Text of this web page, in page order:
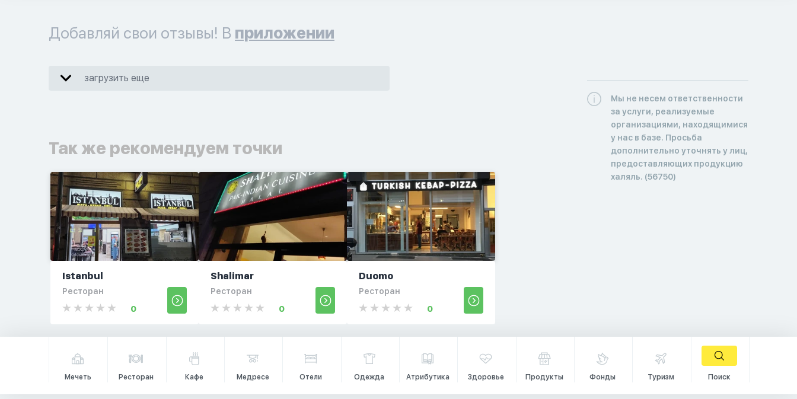
Добавляй свои отзывы! В приложении
загрузить еще
Так же рекомендуем точки
Istanbul
Ресторан
0
Shalimar
Ресторан
0
Duomo
Ресторан
0
Мы не несем ответственности
за услуги, реализуемые
организациями, находящимися
у нас в базе. Просьба
дополнительно уточнять у лиц,
предоставляющих продукцию
халяль. (56750)
Мечеть Ресторан Кафе Медресе Отели Одежда Атрибутика Здоровье Продукты Фонды Туризм Поиск